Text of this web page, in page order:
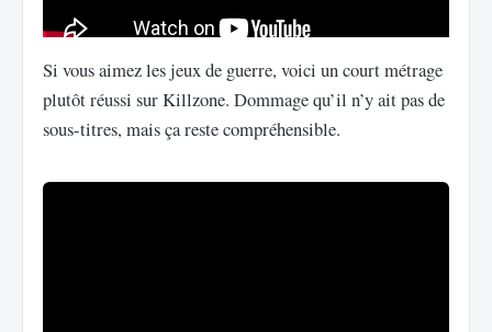
Si vous aimez les jeux de guerre, voici un court métrage
plutôt réussi sur Killzone. Dommage qu’il n’y ait pas de
sous-titres, mais ça reste compréhensible.